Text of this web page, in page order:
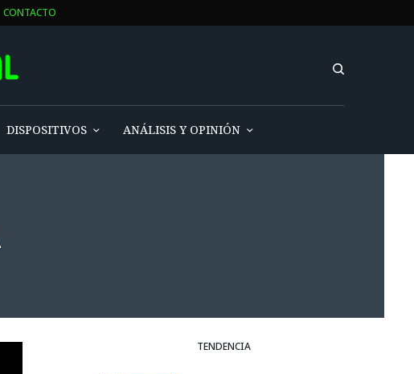
CONTACTO
DISPOSITIVOS ANÁLISIS Y OPINIÓN
TENDENCIA